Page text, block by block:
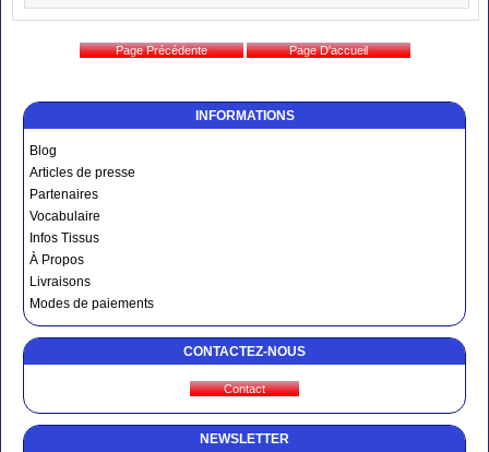
INFORMATIONS
Blog
Articles de presse
Partenaires
Vocabulaire
Infos Tissus
À Propos
Livraisons
Modes de paiements
CONTACTEZ-NOUS
NEWSLETTER